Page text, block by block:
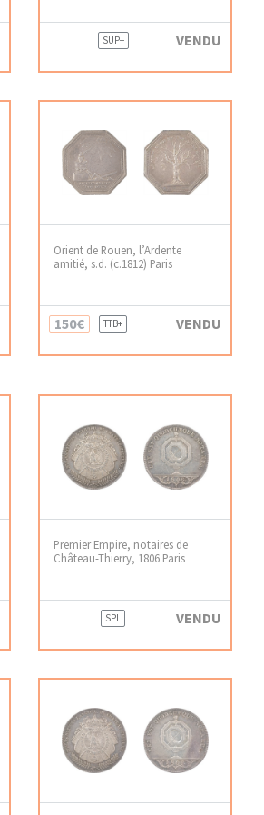
SUP+ VENDU
Orient de Rouen, l’Ardente
amitié, s.d. (c.1812) Paris
150€ TTB+ VENDU
Premier Empire, notaires de
Château-Thierry, 1806 Paris
SPL VENDU